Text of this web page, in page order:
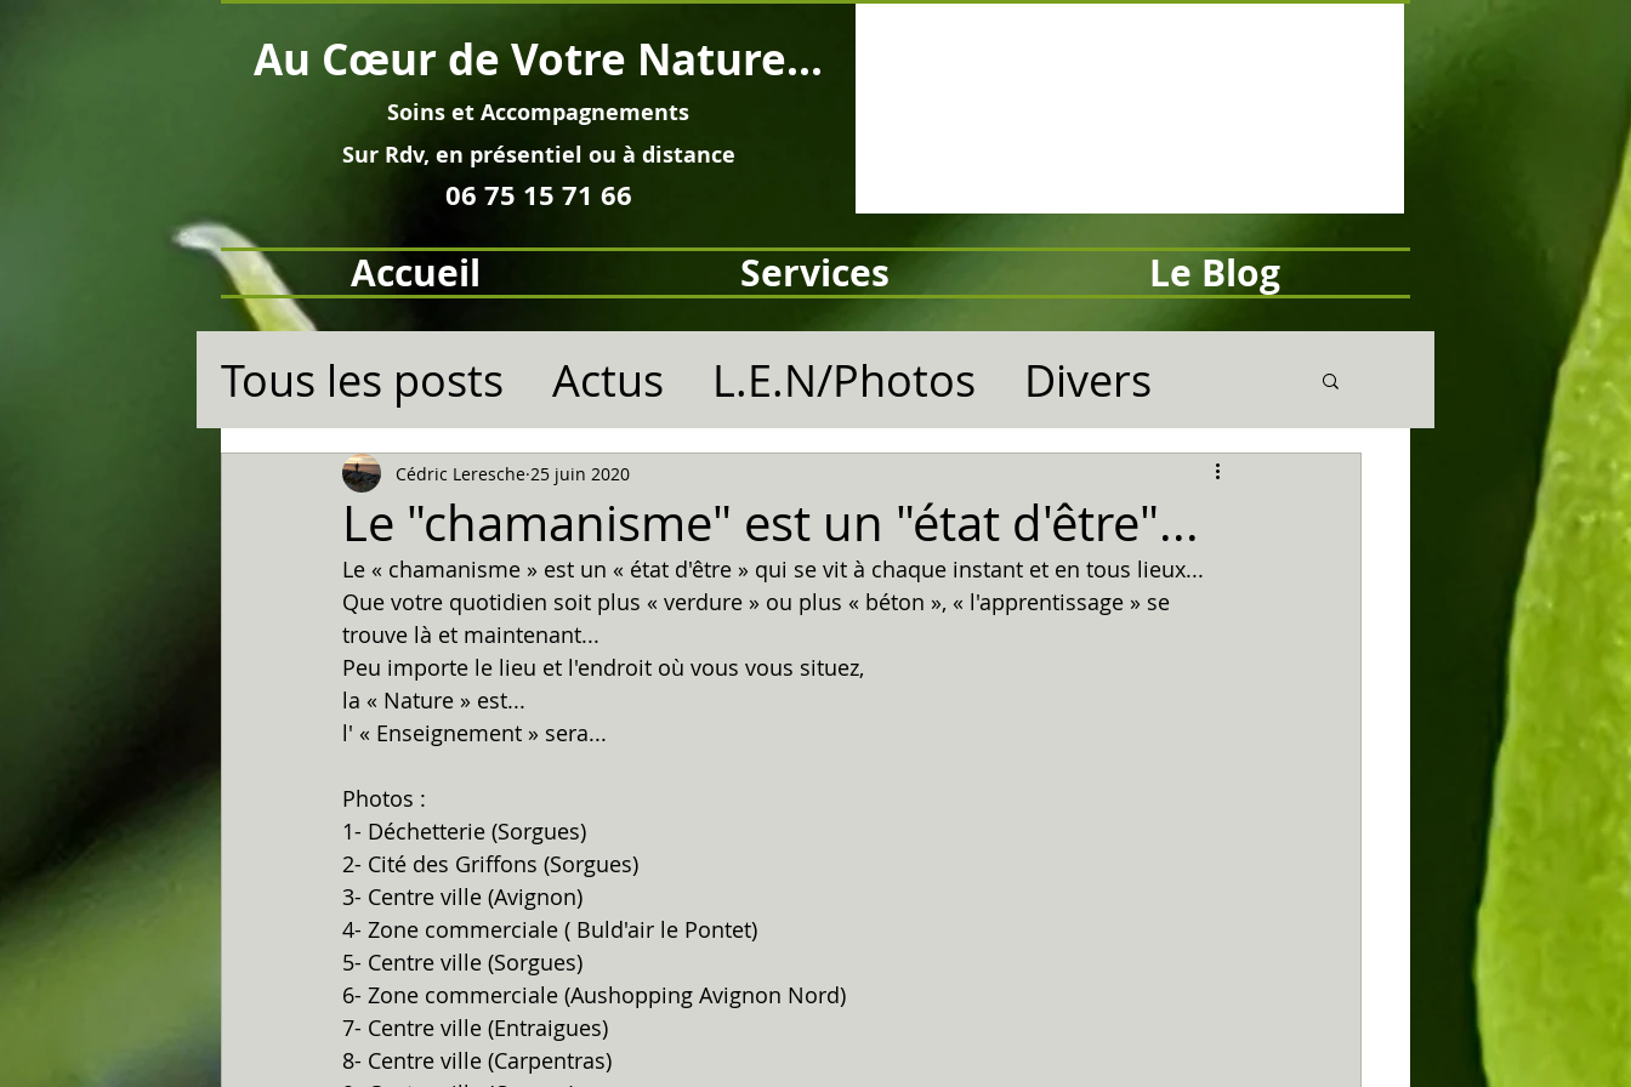
Soins et Accompagnements
Sur Rdv, en présentiel ou à distance
06 75 15 71 66
Au Cœur de Votre Nature...
Accueil Services Le Blog
Tous les posts Actus L.E.N/Photos Divers
Le "chamanisme" est un "état d'être"...
Cédric Leresche 25 juin 2020
Le « chamanisme » est un « état d'être » qui se vit à chaque instant et en tous lieux...
Que votre quotidien soit plus « verdure » ou plus « béton », « l'apprentissage » se
trouve là et maintenant...
Peu importe le lieu et l'endroit où vous vous situez,
la « Nature » est...
l' « Enseignement » sera...
Photos :
1- Déchetterie (Sorgues)
2- Cité des Griffons (Sorgues)
3- Centre ville (Avignon)
4- Zone commerciale ( Buld'air le Pontet)
5- Centre ville (Sorgues)
6- Zone commerciale (Aushopping Avignon Nord)
7- Centre ville (Entraigues)
8- Centre ville (Carpentras)